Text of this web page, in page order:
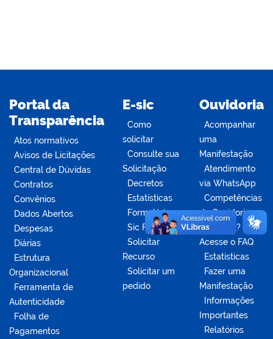
Portal da
Transparência
Atos normativos
Avisos de Licitações
Central de Dúvidas
Contratos
Convênios
Dados Abertos
Despesas
Diárias
Estrutura
Organizacional
Ferramenta de
Autenticidade
Folha de
Pagamentos
E-sic
Como
solicitar
Consulte sua
Solicitação
Decretos
Estatísticas
Formulários
Sic Físico
Solicitar
Recurso
Solicitar um
pedido
Ouvidoria
Acompanhar
uma
Manifestação
Atendimento
via WhatsApp
Competências
da Ouvidoria
Dúvidas?
Acesse o FAQ
Estatísticas
Fazer uma
Manifestação
Informações
Importantes
Relatórios